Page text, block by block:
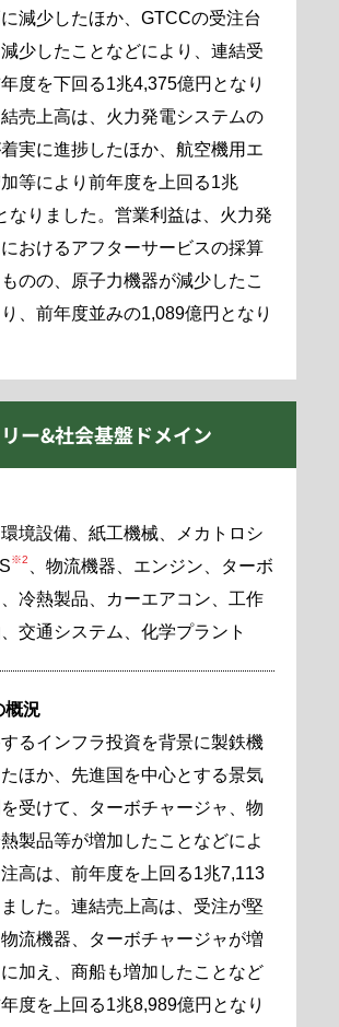
減少したほか、GTCCの受注台
少したことなどにより、連結受
度を下回る1兆4,375億円となり
売上高は、火力発電システムの
実に進捗したほか、航空機用エ
等により前年度を上回る1兆
なりました。営業利益は、火力発
おけるアフターサービスの採算
のの、原子力機器が減少したこ
、前年度並みの1,089億円となり
ー&社会基盤ドメイン
境設備、紙工機械、メカトロシ
※2
、物流機器、エンジン、ターボ
冷熱製品、カーエアコン、工作
交通システム、化学プラント
概況
るインフラ投資を背景に製鉄機
ほか、先進国を中心とする景気
受けて、ターボチャージャ、物
製品等が増加したことなどによ
高は、前年度を上回る1兆7,113
した。連結売上高は、受注が堅
流機器、ターボチャージャが増
加え、商船も増加したことなど
度を上回る1兆8,989億円となり